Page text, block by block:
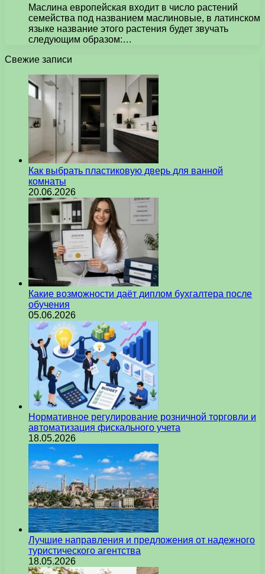
Маслина европейская входит в число растений
семейства под названием маслиновые, в латинском
языке название этого растения будет звучать
следующим образом:…
Свежие записи
Как выбрать пластиковую дверь для ванной
комнаты
20.06.2026
Какие возможности даёт диплом бухгалтера после
обучения
05.06.2026
Нормативное регулирование розничной торговли и
автоматизация фискального учета
18.05.2026
Лучшие направления и предложения от надежного
туристического агентства
18.05.2026